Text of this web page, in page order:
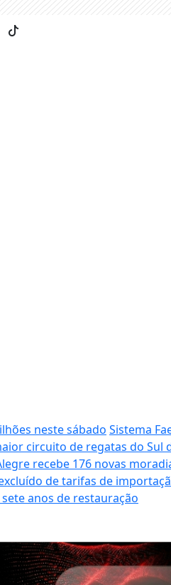
neste sábado Sistema
circuito de regatas do Sul
recebe 176 novas
de tarifas de
anos de restauração